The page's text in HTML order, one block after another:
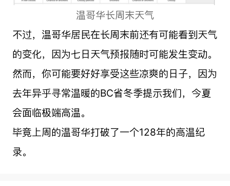
温哥华长周末天气
不过，温哥华居民在长周末前还有可能看到天气
的变化，因为七日天气预报随时可能发生变动。
然而，你可能要好好享受这些凉爽的日子，因为
去年异乎寻常温暖的BC省冬季提示我们，今夏
会面临极端高温。
毕竟上周的温哥华打破了一个128年的高温纪
录。